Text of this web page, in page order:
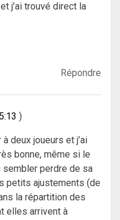
j’ai trouvé direct la
Répondre
deux joueurs et j’ai
bonne, même si le
sembler perdre de sa
petits ajustements (de
la répartition des
elles arrivent à